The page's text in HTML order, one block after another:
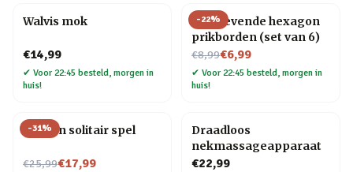
Walvis mok
€14,99
✔ Voor 22:45 besteld, morgen in
huis!
-22%
Zelfklevende hexagon
prikborden (set van 6)
€8,99
Nu voor€6,99
✔ Voor 22:45 besteld, morgen in
huis!
-31%
Houten solitair spel
€25,99
Nu voor€17,99
Draadloos
nekmassageapparaat
€22,99